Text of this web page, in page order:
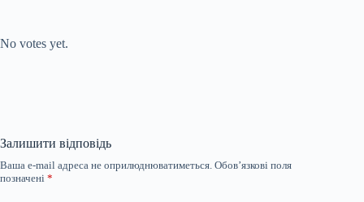
No votes yet.
Залишити відповідь
Ваша e-mail адреса не оприлюднюватиметься. Обов’язкові поля
позначені *